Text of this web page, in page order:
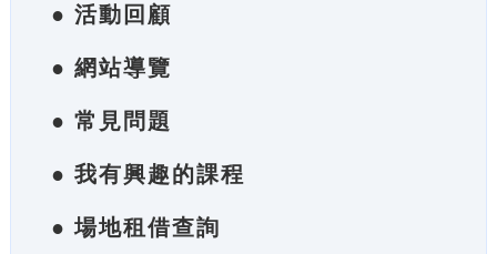
● 活動回顧
● 網站導覽
● 常見問題
● 我有興趣的課程
● 場地租借查詢